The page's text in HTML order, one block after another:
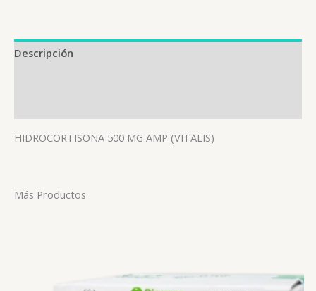
Descripción
HIDROCORTISONA 500 MG AMP (VITALIS)
Más Productos